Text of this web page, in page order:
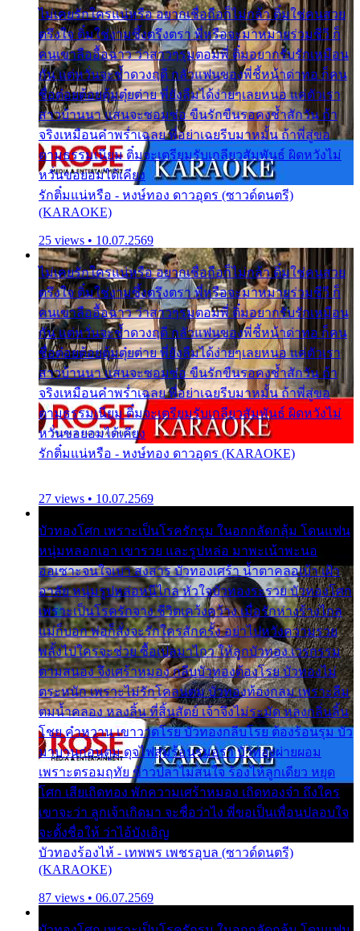
ไม่เคยรักใครแน่หรือ อยากเชื่อถือก็ไม่กล้า ติ๋มใช่คนสวย
ตรึงใจ ติ๋มใช่งามซึ้งตรึงตรา พี่หรือจะมาหมายร่วมชีวี ก็
คนเขาลืออื้อฉาว ว่าสาวๆรุมตอมพี่ ติ๋มอยากรับรักเหมือน
กัน แต่หวั่นจะช้ำดวงฤดี กลัวแฟนของพี่ชี้หน้าด่าทอ ก็คน
ชื่อต๋อยต้อยตุ้มตุ๋ยต่าย พี่ยังลืมได้ง่ายๆเลยหนอ แค่ตัวเรา
สาวบ้านนา แสนจะซอมซ่อ ขืนรักขืนรอคงช้ำสักวัน ถ้า
จริงเหมือนคำพร่ำเฉลย พี่อย่าเฉยรีบมาหมั้น ถ้าพี่สู่ขอ
ตามธรรมเนียม ติ๋มจะเตรียมรับเกลียวสัมพันธ์ ผิดหวังไม่
หวั่นขอยอมได้เคียง
รักติ๋มแน่หรือ - หงษ์ทอง ดาวอุดร (ซาวด์ดนตรี)
(KARAOKE)
25 views • 10.07.2569
ไม่เคยรักใครแน่หรือ อยากเชื่อถือก็ไม่กล้า ติ๋มใช่คนสวย
ตรึงใจ ติ๋มใช่งามซึ้งตรึงตรา พี่หรือจะมาหมายร่วมชีวี ก็
คนเขาลืออื้อฉาว ว่าสาวๆรุมตอมพี่ ติ๋มอยากรับรักเหมือน
กัน แต่หวั่นจะช้ำดวงฤดี กลัวแฟนของพี่ชี้หน้าด่าทอ ก็คน
ชื่อต๋อยต้อยตุ้มตุ๋ยต่าย พี่ยังลืมได้ง่ายๆเลยหนอ แค่ตัวเรา
สาวบ้านนา แสนจะซอมซ่อ ขืนรักขืนรอคงช้ำสักวัน ถ้า
จริงเหมือนคำพร่ำเฉลย พี่อย่าเฉยรีบมาหมั้น ถ้าพี่สู่ขอ
ตามธรรมเนียม ติ๋มจะเตรียมรับเกลียวสัมพันธ์ ผิดหวังไม่
หวั่นขอยอมได้เคียง
รักติ๋มแน่หรือ - หงษ์ทอง ดาวอุดร (KARAOKE)
27 views • 10.07.2569
บัวทองโศก เพราะเป็นโรครักรุม ในอกกลัดกลุ้ม โดนแฟน
หนุ่มหลอกเอา เขารวย และรูปหล่อ มาพะเน้าพะนอ
ออเซาะจนใจเบา สงสาร บัวทองเศร้า น้ำตาคลอเบ้า เฝ้า
อาลัย หนุ่มรูปหล่อหนีไกล หัวใจบัวทองระรวย บัวทองโศก
เพราะเป็นโรครักจาง ชีวิตเคว้งคว้าง เมื่อรักห่างร้างไกล
แม่ก็บอก พ่อก็สั่งจะรักใครสักครั้ง อย่าไปหวังความรวย
พลั้งไปใครจะช่วย ซื้อเปลมาไกว ให้ลูกบัวทอง เวรกรรม
ตามสนอง จึงเศร้าหมอง กลีบบัวทองต้องโรย บัวทองไม่
ตระหนัก เพราะไม่รักโคลนตม บัวทองท้องกลม เพราะลืม
ตมน้ำคลอง หลงลิ้น ที่สิ้นสัตย์ เจ้าจึงไม่ระมัด หลงกลิ่นลิ้น
โชย คำหวาน เขาวาดโรย บัวทองกลีบโรย ต้องร้อนรุม บัว
มาบานก่อนตูม ดุจไฟสุมร้อนรุมอุรา บัวทองผ่ายผอม
เพราะตรอมฤทัย ข้าวปลาไม่สนใจ ร้องไห้ลูกเดียว หยุด
โศก เสียเถิดทอง พักความเศร้าหมอง เถิดทองจ๋า ถึงใคร
เขาจะว่า ลูกเจ้าเกิดมา จะชื่อว่าไง พี่ขอเป็นเพื่อนปลอบใจ
จะตั้งชื่อให้ ว่าไอ้บังเอิญ
บัวทองร้องไห้ - เทพพร เพชรอุบล (ซาวด์ดนตรี)
(KARAOKE)
87 views • 06.07.2569